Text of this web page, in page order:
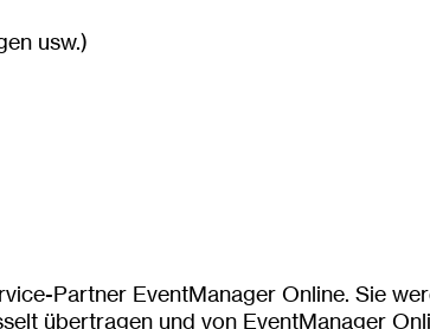
usw.)
Partner EventManager Online. Sie
übertragen und von EventManager